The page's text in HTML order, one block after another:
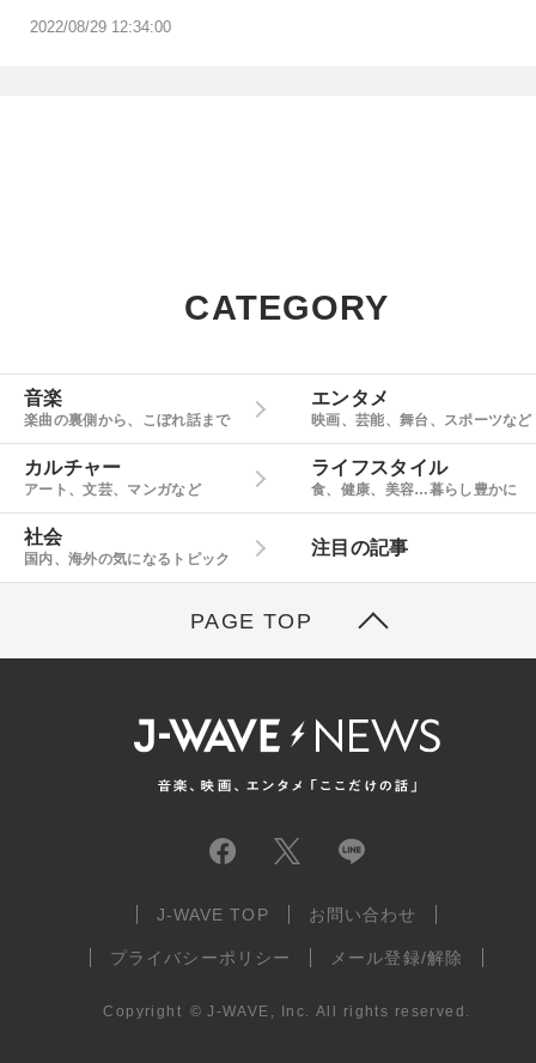
2022/08/29 12:34:00
CATEGORY
音楽
楽曲の裏側から、こぼれ話まで
エンタメ
映画、芸能、舞台、スポーツなど
カルチャー
アート、文芸、マンガなど
ライフスタイル
食、健康、美容…暮らし豊かに
社会
国内、海外の気になるトピック
注目の記事
PAGE TOP
J-WAVE TOP お問い合わせ
プライバシーポリシー メール登録/解除
Copyright © J-WAVE, Inc. All rights reserved.